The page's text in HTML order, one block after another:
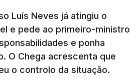
Empreiteiro da
Construbarcelos também
fez obras na casa do diretor
financeiro da PJ
Luís Neves já atingiu o
e pede ao primeiro-ministro
e ponha
O Chega acrescenta que
o controlo da situação.